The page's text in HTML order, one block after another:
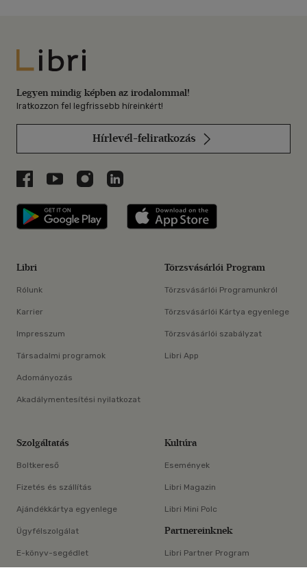
Libri
Legyen mindig képben az irodalommal!
Iratkozzon fel legfrissebb híreinkért!
Hírlevél-feliratkozás
Libri a Facebookon
Libri a Youtube-on
Libri az Instagramon
Libri a LinkedInen
Libri applikáció Szerezd meg: Google
Libri
Rólunk
Karrier
Impresszum
Társadalmi programok
Adományozás
Akadálymentesítési nyilatkozat
Törzsvásárlói Program
Törzsvásárlói Programunkról
Törzsvásárlói Kártya egyenlege
Törzsvásárlói szabályzat
Libri App
Szolgáltatás
Boltkereső
Fizetés és szállítás
Ajándékkártya egyenlege
Ügyfélszolgálat
E-könyv-segédlet
Kultúra
Események
Libri Magazin
Libri Mini Polc
Partnereinknek
Libri Partner Program